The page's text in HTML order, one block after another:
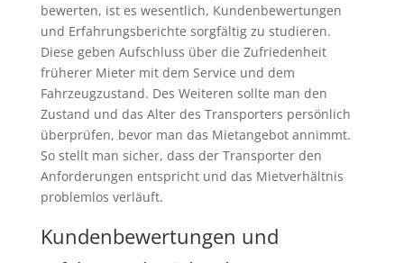
bewerten, ist es wesentlich, Kundenbewertungen
und Erfahrungsberichte sorgfältig zu studieren.
Diese geben Aufschluss über die Zufriedenheit
früherer Mieter mit dem Service und dem
Fahrzeugzustand. Des Weiteren sollte man den
Zustand und das Alter des Transporters persönlich
überprüfen, bevor man das Mietangebot annimmt.
So stellt man sicher, dass der Transporter den
Anforderungen entspricht und das Mietverhältnis
problemlos verläuft.
Kundenbewertungen und